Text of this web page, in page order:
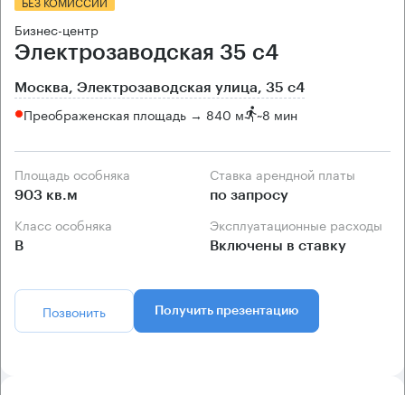
Бизнес-центр
Электрозаводская 35 с4
Москва, Электрозаводская улица, 35 с4
Преображенская площадь → 840 м ~8 мин
Площадь особняка
903 кв.м
Ставка арендной платы
по запросу
Класс особняка
B
Эксплуатационные расходы
Включены в ставку
Позвонить Получить презентацию